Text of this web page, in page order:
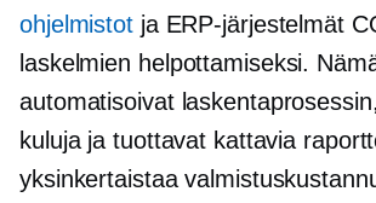
ohjelmistotja ERP-järjestelmät
laskelmien helpottamiseksi.
automatisoivat
kuluja ja tuottavat kattavia
yksinkertaistaa